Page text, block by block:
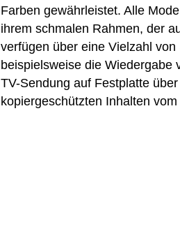
Farben gewährleistet. Alle
ihrem schmalen Rahmen, der
verfügen über eine Vielzahl
beispielsweise die Wiedergabe
TV-Sendung auf Festplatte
kopiergeschützten Inhalten